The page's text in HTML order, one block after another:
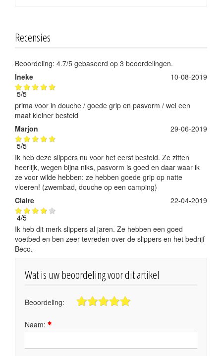
Recensies
Beoordeling: 4.7/5 gebaseerd op 3 beoordelingen.
Ineke
10-08-2019
5/5
prima voor in douche / goede grip en pasvorm / wel een
maat kleiner besteld
Marjon
29-06-2019
5/5
Ik heb deze slippers nu voor het eerst besteld. Ze zitten
heerlijk, wegen bijna niks, pasvorm is goed en daar waar ik
ze voor wilde hebben: ze hebben goede grip op natte
vloeren! (zwembad, douche op een camping)
Claire
22-04-2019
4/5
Ik heb dit merk slippers al jaren. Ze hebben een goed
voetbed en ben zeer tevreden over de slippers en het bedrijf
Beco.
Wat is uw beoordeling voor dit artikel
Beoordeling:
Naam: